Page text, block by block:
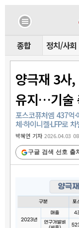
종합 정치/사회
양극재 3사
유지…기술
포스코퓨처엠 437억
체·하이니켈·LFP로
박혜연 기자2026.04.03
구글 검색 선호 출